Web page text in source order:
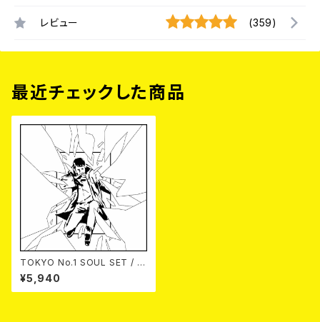
レビュー (359)
最近チェックした商品
TOKYO No.1 SOUL SET / S
OUND aLIVE 2LP
¥5,940